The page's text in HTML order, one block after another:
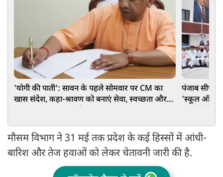
'योगी की पाती': सावन के पहले सोमवार पर CM का
खास संदेश, कहा-श्रावण को बनाएं सेवा, स्वच्छता और
पंजाब सीएम
'स्कूल ऑफ
मौसम विभाग ने 31 मई तक प्रदेश के कई हिस्सों में आंधी-
बारिश और तेज हवाओं को लेकर चेतावनी जारी की है.